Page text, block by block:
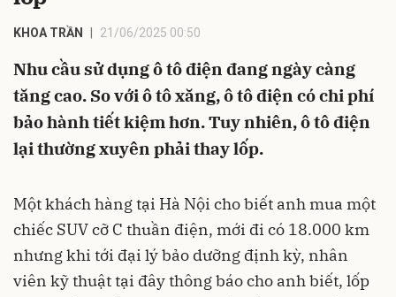
KHOA TRẦN 21/06/2025 00:50
Nhu cầu sử dụng ô tô điện đang ngày càng
tăng cao. So với ô tô xăng, ô tô điện có chi phí
bảo hành tiết kiệm hơn. Tuy nhiên, ô tô điện
lại thường xuyên phải thay lốp.
Một khách hàng tại Hà Nội cho biết anh mua một
chiếc SUV cỡ C thuần điện, mới đi có 18.000 km
nhưng khi tới đại lý bảo dưỡng định kỳ, nhân
viên kỹ thuật tại đây thông báo cho anh biết, lốp
Hủy